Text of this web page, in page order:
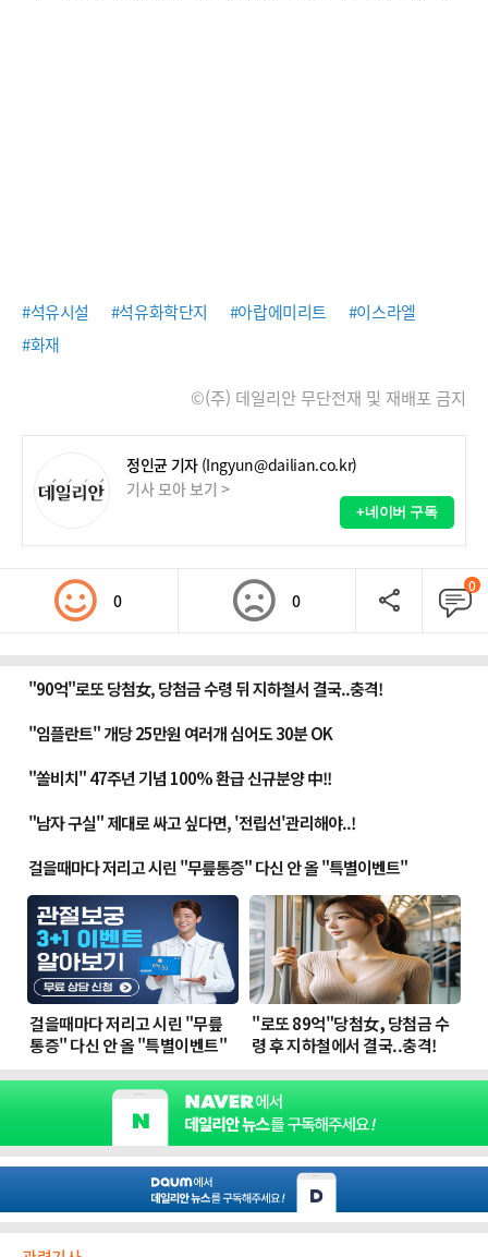
#석유시설 #석유화학단지 #아랍에미리트
#이스라엘
#화재
©(주) 데일리안 무단전재 및 재배포 금지
정인균 기자 (Ingyun@dailian.co.kr)
기사 모아 보기 >
+네이버 구독
0 0
0